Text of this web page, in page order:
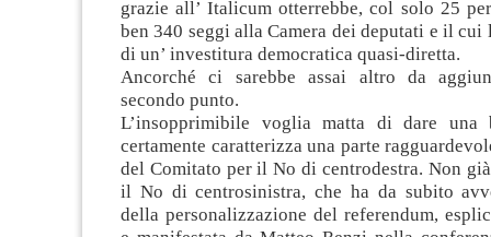
grazie all’ Italicum otterrebbe, col solo 25
ben 340 seggi alla Camera dei deputati e il cui
di un’ investitura democratica quasi-diretta.
Ancorché ci sarebbe assai altro da
secondo punto.
L’insopprimibile voglia matta di dare una
certamente caratterizza una parte
del Comitato per il No di centrodestra. Non
il No di centrosinistra, che ha da subito
della personalizzazione del referendum,